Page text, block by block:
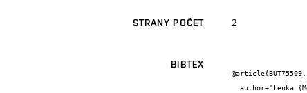
STRANY POČET 2
BIBTEX
@article{BUT75509,